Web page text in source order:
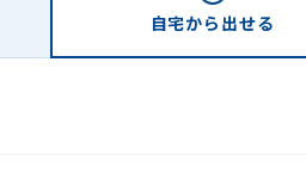
自宅から 出せる